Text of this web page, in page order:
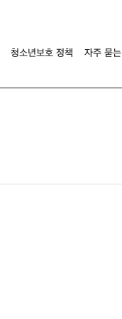
청소년보호 정책
자주 묻